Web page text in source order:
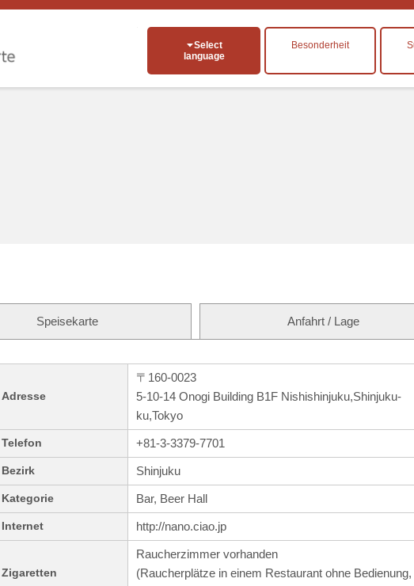
Select
language
Besonderheit
Speisekarte Anfahrt / Lage
Adresse
〒160-0023
5-10-14 Onogi Building B1F Nishishinjuku,Shinjuku-
ku,Tokyo
Telefon +81-3-3379-7701
Bezirk Shinjuku
Kategorie Bar, Beer Hall
Internet http://nano.ciao.jp
Zigaretten
Raucherzimmer vorhanden
(Raucherplätze in einem Restaurant ohne Bedienung,